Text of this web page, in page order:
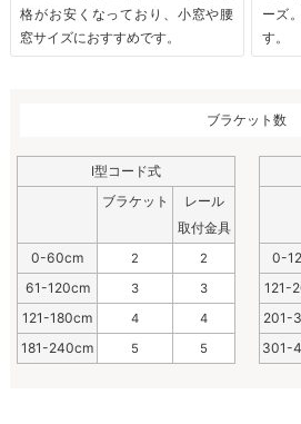
格がお安くなっており、小窓や腰
窓サイズにおすすめです。
ーズ
す。
ブラケット数
I型コード式
ブラケット
レール
取付金具
0-60cm
2 2
61-120cm 3 3
121-180cm 4 4
181-240cm 5 5
0-
121-
201-
301-